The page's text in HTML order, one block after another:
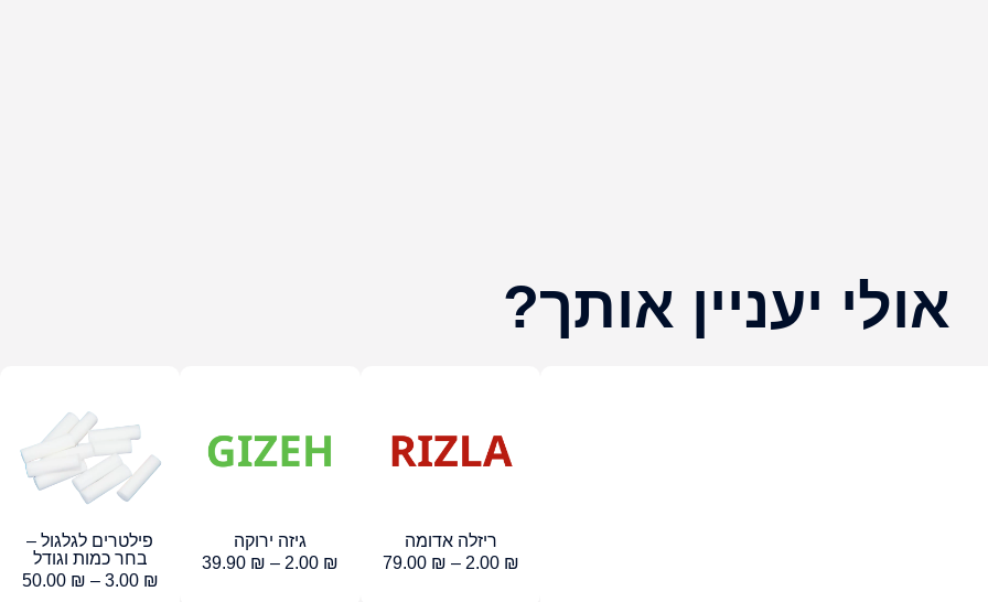
אולי יעניין אותך?
ריזלה אדומה
2.00 ₪
–
79.00 ₪
גיזה ירוקה
2.00 ₪
–
39.90 ₪
פילטרים לגלגול –
בחר כמות וגודל
3.00 ₪
–
50.00 ₪